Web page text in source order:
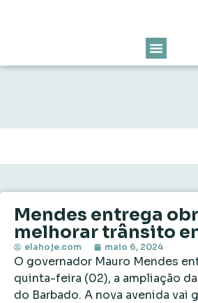
Mendes entrega
melhorar trânsito
elahoje.com maio 6, 2024
O governador Mauro Mendes
quinta-feira (02), a ampliação
do Barbado. A nova avenida vai